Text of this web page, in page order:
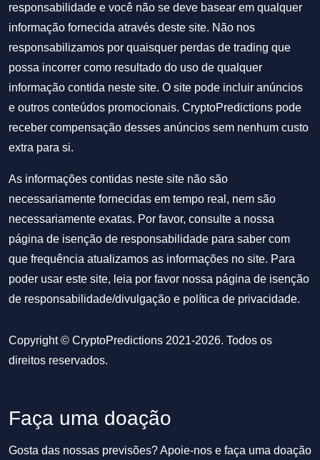
responsabilidade e você não se deve basear em qualquer
informação fornecida através deste site. Não nos
responsabilizamos por quaisquer perdas de trading que
possa incorrer como resultado do uso de qualquer
informação contida neste site. O site pode incluir anúncios
e outros conteúdos promocionais. CryptoPredictions pode
receber compensação desses anúncios sem nenhum custo
extra para si.
As informações contidas neste site não são
necessariamente fornecidas em tempo real, nem são
necessariamente exatas. Por favor, consulte a nossa
página de isenção de responsabilidade para saber com
que frequência atualizamos as informações no site. Para
poder usar este site, leia por favor nossa página de isenção
de responsabilidade/divulgação e política de privacidade.
Copyright © CryptoPredictions 2021-2026. Todos os
direitos reservados.
Faça uma doação
Gosta das nossas previsões? Apoie-nos e faça uma doação